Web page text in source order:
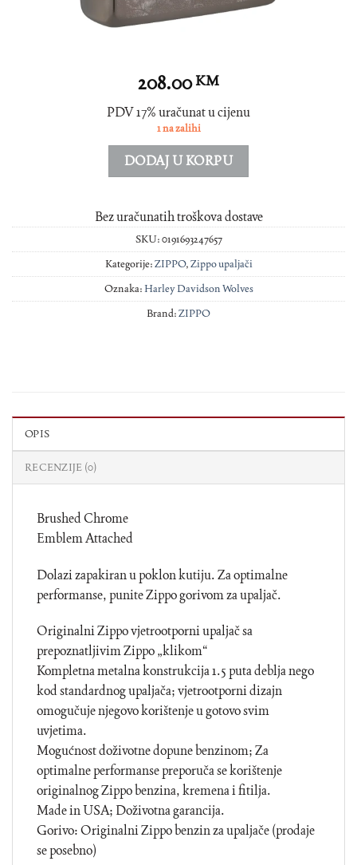
208.00KM
PDV 17% uračunat u cijenu
1 na zalihi
DODAJ U KORPU
Bez uračunatih troškova dostave
SKU:0191693247657
Kategorije:ZIPPO,Zippo upaljači
Oznaka:Harley Davidson Wolves
Brand:ZIPPO
OPIS
RECENZIJE (0)
Brushed Chrome
Emblem Attached
Dolazi zapakiran u poklon kutiju. Za optimalne
performanse, punite Zippo gorivom za upaljač.
Originalni Zippo vjetrootporni upaljač sa
prepoznatljivim Zippo „klikom“
Kompletna metalna konstrukcija 1.5 puta deblja nego
kod standardnog upaljača; vjetrootporni dizajn
omogučuje njegovo korištenje u gotovo svim
uvjetima.
Mogućnost doživotne dopune benzinom; Za
optimalne performanse preporuča se korištenje
originalnog Zippo benzina, kremena i fitilja.
Made in USA; Doživotna garancija.
Gorivo: Originalni Zippo benzin za upaljače (prodaje
se posebno)